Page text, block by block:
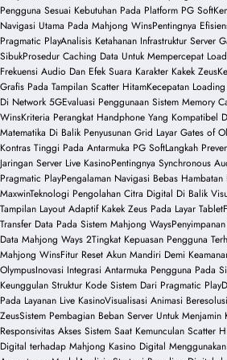
Pengguna Sesuai Kebutuhan Pada Platform PG Soft
Navigasi Utama Pada Mahjong WinsPentingnya
Pragmatic PlayAnalisis Ketahanan Infrastruktur Server
SibukProsedur Caching Data Untuk Mempercepat
Frekuensi Audio Dan Efek Suara Karakter Kakek Zeus
Grafis Pada Tampilan Scatter HitamKecepatan
Di Network 5GEvaluasi Penggunaan Sistem Memory
WinsKriteria Perangkat Handphone Yang Kompatibel
Matematika Di Balik Penyusunan Grid Layar Gates of
Kontras Tinggi Pada Antarmuka PG SoftLangkah
Jaringan Server Live KasinoPentingnya Synchronous
Pragmatic PlayPengalaman Navigasi Bebas Hambatan
MaxwinTeknologi Pengolahan Citra Digital Di Balik
Tampilan Layout Adaptif Kakek Zeus Pada Layar Tablet
Transfer Data Pada Sistem Mahjong Ways
Data Mahjong Ways 2Tingkat Kepuasan Pengguna
Mahjong WinsFitur Reset Akun Mandiri Demi
OlympusInovasi Integrasi Antarmuka Pengguna Pada
Keunggulan Struktur Kode Sistem Dari Pragmatic Play
Pada Layanan Live KasinoVisualisasi Animasi
ZeusSistem Pembagian Beban Server Untuk Menjamin
Responsivitas Akses Sistem Saat Kemunculan Scatter
Digital terhadap Mahjong Kasino Digital